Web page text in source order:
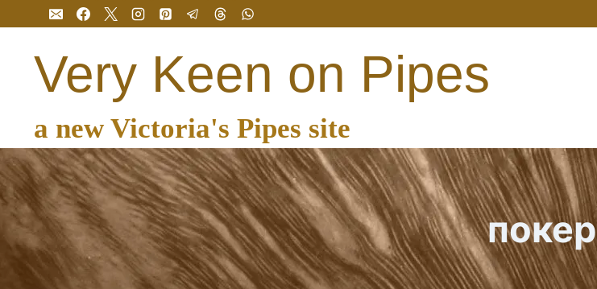
Перейти
до
вмістуVery Keen on Pipes
a new Victoria's Pipes site
покер